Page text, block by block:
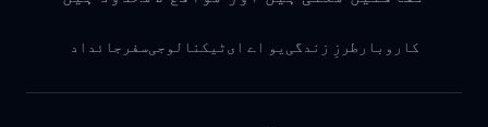
کاروبار طرزِ زندگی یو اے ایٹیکنالوجیسفر جائداد